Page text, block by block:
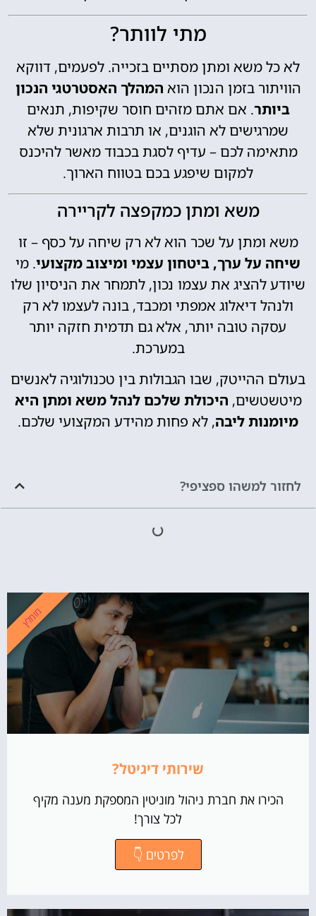
מתי לוותר?
לא כל משא ומתן מסתיים בזכייה. לפעמים, דווקא
הוויתור בזמן הנכון הוא המהלך האסטרטגי הנכון
ביותר. אם אתם מזהים חוסר שקיפות, תנאים
שמרגישים לא הוגנים, או תרבות ארגונית שלא
מתאימה לכם – עדיף לסגת בכבוד מאשר להיכנס
למקום שיפגע בכם בטווח הארוך.
משא ומתן כמקפצה לקריירה
משא ומתן על שכר הוא לא רק שיחה על כסף – זו
שיחה על ערך, ביטחון עצמי ומיצוב מקצועי. מי
שיודע להציג את עצמו נכון, לתמחר את הניסיון שלו
ולנהל דיאלוג אמפתי ומכבד, בונה לעצמו לא רק
עסקה טובה יותר, אלא גם תדמית חזקה יותר
במערכת.
בעולם ההייטק, שבו הגבולות בין טכנולוגיה לאנשים
מיטשטשים, היכולת שלכם לנהל משא ומתן היא
מיומנות ליבה, לא פחות מהידע המקצועי שלכם.
לחזור למשהו ספציפי?
שירותי דיגיטל?
הכירו את חברת ניהול מוניטין המספקת מענה מקיף
לכל צורך!
לפרטים 👇
מומלץ